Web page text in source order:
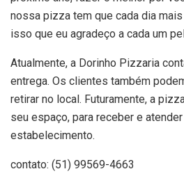
nossa pizza tem que cada dia
isso que eu agradeço a cada um
Atualmente, a Dorinho Pizzaria
entrega. Os clientes também
retirar no local. Futuramente, a
seu espaço, para receber e
estabelecimento.
contato: (51) 99569-4663